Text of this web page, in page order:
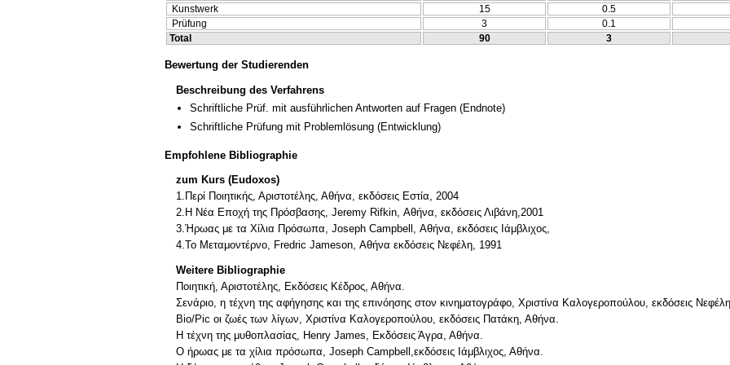
Kunstwerk
15
0.5
Prüfung
3
0.1
Total
90 3
Bewertung der Studierenden
Beschreibung des Verfahrens
Schriftliche Prüf. mit ausführlichen Antworten auf Fragen (Endnote)
Schriftliche Prüfung mit Problemlösung (Entwicklung)
Empfohlene Bibliographie
zum Kurs (Eudoxos)
1.Περί Ποιητικής, Αριστοτέλης, Αθήνα, εκδόσεις Εστία, 2004
2.Η Νέα Εποχή της Πρόσβασης, Jeremy Rifkin, Αθήνα, εκδόσεις Λιβάνη,2001
3.Ήρωας με τα Χίλια Πρόσωπα, Joseph Campbell, Αθήνα, εκδόσεις Ιάμβλιχος,
4.Το Μεταμοντέρνο, Fredric Jameson, Αθήνα εκδόσεις Νεφέλη, 1991
Weitere Bibliographie
Ποιητική, Αριστοτέλης, Εκδόσεις Κέδρος, Αθήνα.
Σενάριο, η τέχνη της αφήγησης και της επινόησης στον κινηματογράφο, Χριστίνα Καλογεροπούλου, εκδόσεις
Bio/Pic οι ζωές των λίγων, Χριστίνα Καλογεροπούλου, εκδόσεις Πατάκη, Αθήνα.
Η τέχνη της μυθοπλασίας, Henry James, Εκδόσεις Άγρα, Αθήνα.
Ο ήρωας με τα χίλια πρόσωπα, Joseph Campbell,εκδόσεις Ιάμβλιχος, Αθήνα.